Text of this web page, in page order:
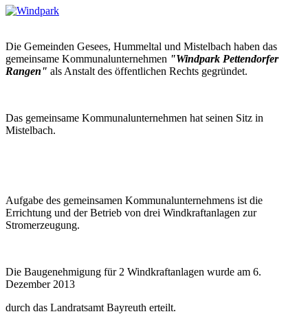
Die Gemeinden Gesees, Hummeltal und Mistelbach haben das
gemeinsame Kommunalunternehmen "Windpark Pettendorfer
Rangen" als Anstalt des öffentlichen Rechts gegründet.
Das gemeinsame Kommunalunternehmen hat seinen Sitz in
Mistelbach.
Aufgabe des gemeinsamen Kommunalunternehmens ist die
Errichtung und der Betrieb von drei Windkraftanlagen zur
Stromerzeugung.
Die Baugenehmigung für 2 Windkraftanlagen wurde am 6.
Dezember 2013
durch das Landratsamt Bayreuth erteilt.